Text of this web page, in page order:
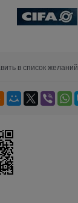
в список желаний